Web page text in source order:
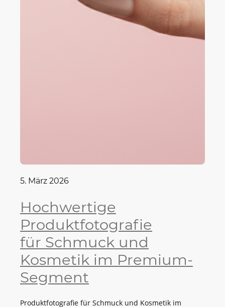
5. März 2026
Hochwertige
Produktfotografie
für Schmuck und
Kosmetik im Premium-
Segment
Produktfotografie für Schmuck und Kosmetik im